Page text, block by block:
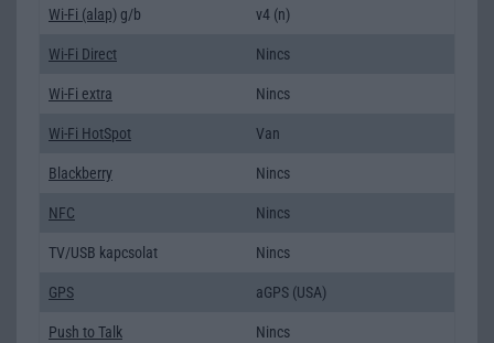
Wi-Fi (alap) g/b v4 (n)
Wi-Fi Direct Nincs
Wi-Fi extra Nincs
Wi-Fi HotSpot Van
Blackberry Nincs
NFC Nincs
TV/USB kapcsolat Nincs
GPS aGPS (USA)
Push to Talk Nincs